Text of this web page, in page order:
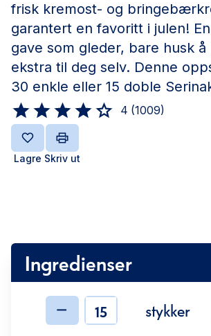
frisk kremost- og
garantert en favoritt i julen!
gave som gleder, bare husk å
ekstra til deg selv. Denne
30 enkle eller 15 doble
4 (1009)
Lagre Skriv ut
Ingredienser
Ingredienserstykker